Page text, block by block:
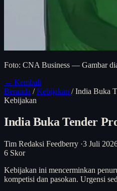
Foto: CNA Business — Gambar
← Kembali
Beranda / Kebijakan / India Buka
Kebijakan
India Buka Tender
Tim Redaksi Feedberry ·3 Juli
6 Skor
Kebijakan ini mencerminkan
kompetisi dan pasokan. Urgensi